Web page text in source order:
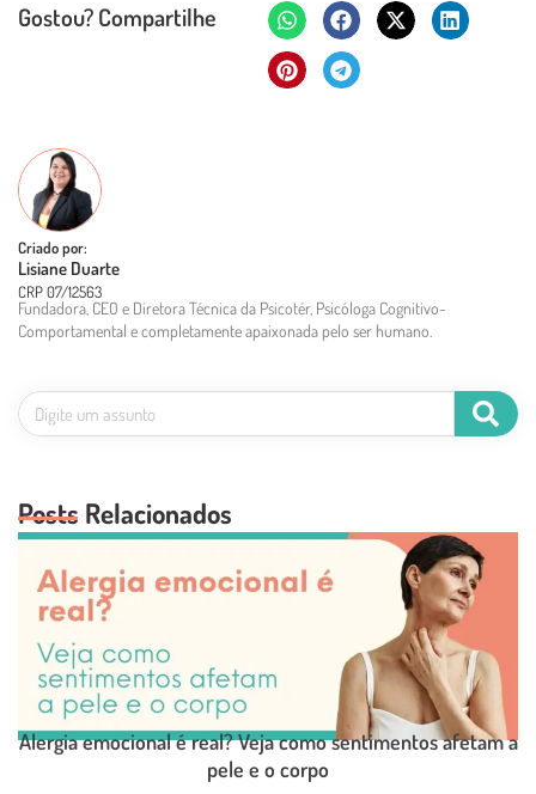
Gostou? Compartilhe
Criado por:
Lisiane Duarte
CRP 07/12563
Fundadora, CEO e Diretora Técnica da Psicotér, Psicóloga Cognitivo-
Comportamental e completamente apaixonada pelo ser humano.
Posts Relacionados
Alergia emocional é real? Veja como sentimentos afetam a
pele e o corpo